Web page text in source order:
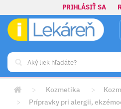
PRIHLÁSIŤ SA
> Kozmetika >
>
Prípravky pri alergii,